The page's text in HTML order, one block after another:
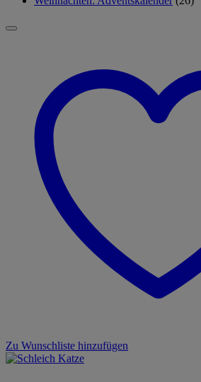
Zu Wunschliste hinzufügen